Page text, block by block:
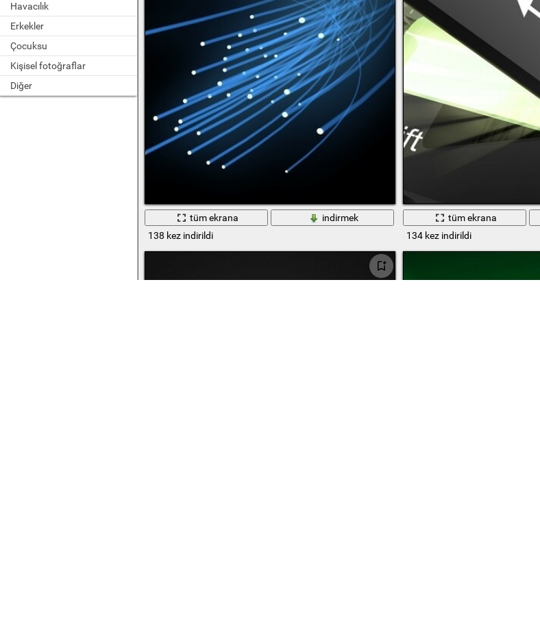
Havacılık
Erkekler
Çocuksu
Kişisel fotoğraflar
Diğer
tüm ekrana
indirmek
138 kez indirildi
tüm ekrana
134 kez indirildi